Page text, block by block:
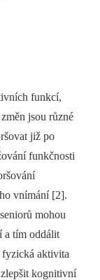
funkcí,
jsou různé
již po
funkčnosti
vnímání [2].
mohou
a tím oddálit
aktivita
kognitivní